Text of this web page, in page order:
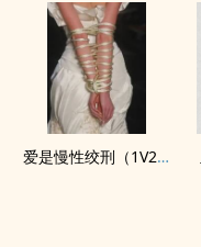
爱是慢性绞刑（1V2，高H，bg，sc，伪骨科）